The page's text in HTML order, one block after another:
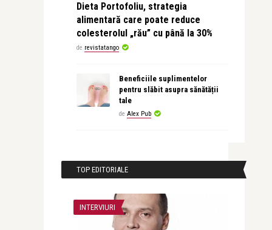
Dieta Portofoliu, strategia
alimentară care poate reduce
colesterolul „rău” cu până la 30%
de revistatango
Beneficiile suplimentelor
pentru slăbit asupra sănătății
tale
de Alex Pub
TOP EDITORIALE
INTERVIURI